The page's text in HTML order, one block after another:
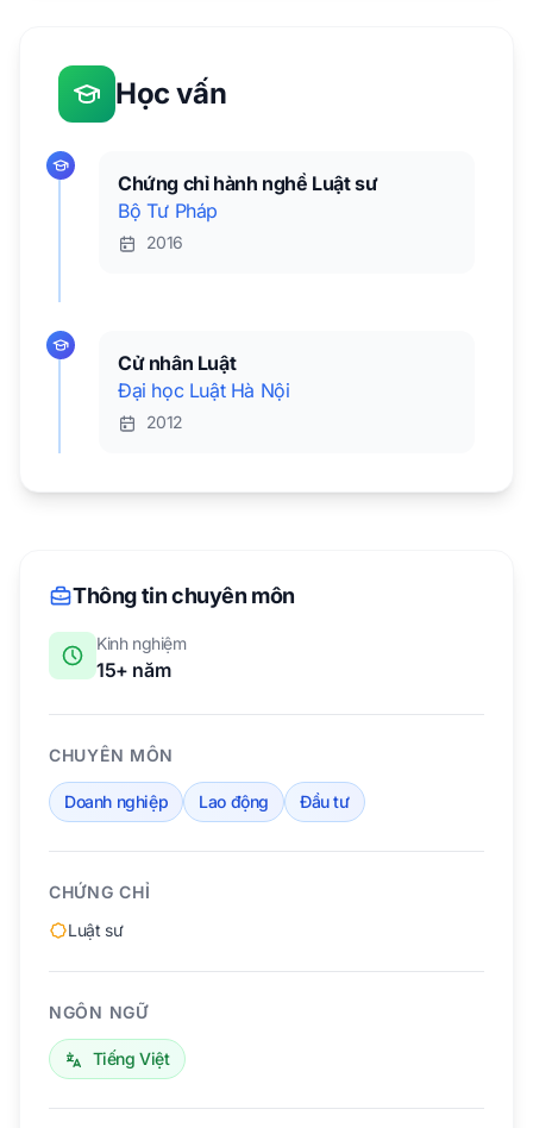
Học vấn
Chứng chỉ hành nghề Luật sư
Bộ Tư Pháp
2016
Cử nhân Luật
Đại học Luật Hà Nội
2012
Thông tin chuyên môn
Kinh nghiệm
15+ năm
CHUYÊN MÔN
Doanh nghiệp Lao động Đầu tư
CHỨNG CHỈ
Luật sư
NGÔN NGỮ
Tiếng Việt